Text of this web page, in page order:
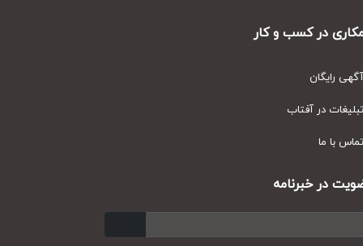
در کسب و کار
رایگان
در آفتاب
با ما
در خبرنامه